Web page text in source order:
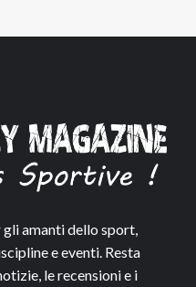
amanti dello sport,
e eventi. Resta
le recensioni e i